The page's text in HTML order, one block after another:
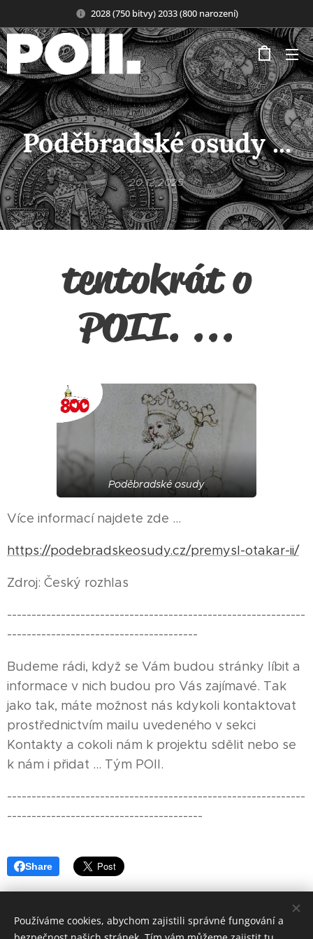
2028 (750 bitvy) 2033 (800 narození)
Poděbradské osudy ...
20.12.2025
tentokrát o
POII. ...
Poděbradské osudy
Více informací najdete zde ...
https://podebradskeosudy.cz/premysl-otakar-ii/
Zdroj: Český rozhlas
-------------------------------------------------------------
---------------------------------------
Budeme rádi, když se Vám budou stránky líbit a
informace v nich budou pro Vás zajímavé. Tak
jako tak, máte možnost nás kdykoli kontaktovat
prostřednictvím mailu uvedeného v sekci
Kontakty a cokoli nám k projektu sdělit nebo se
k nám i přidat ... Tým POII.
-------------------------------------------------------------
----------------------------------------
Share
Používáme cookies, abychom zajistili správné fungování a